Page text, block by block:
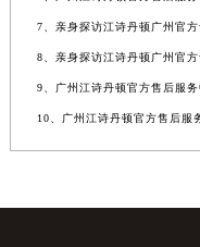
7、亲身探访江诗丹顿广州官
8、亲身探访江诗丹顿广州官
9、广州江诗丹顿官方售后服
10、广州江诗丹顿官方售后服